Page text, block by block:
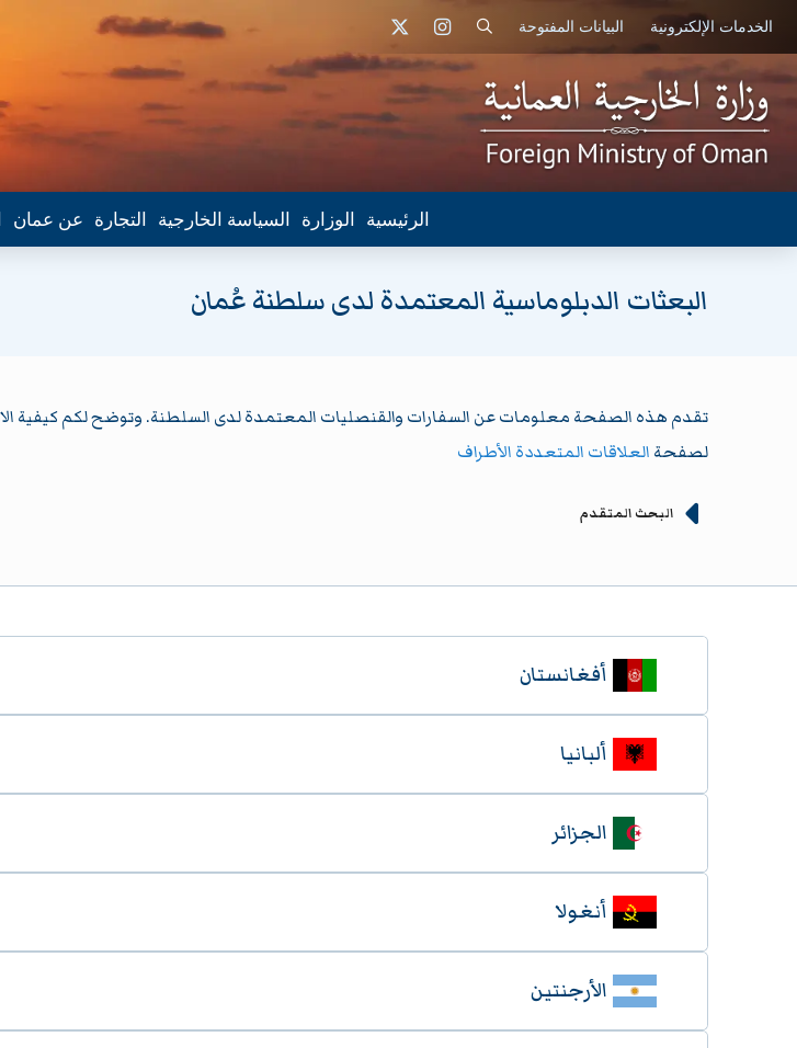
الخدمات الإلكترونية البيانات المفتوحة
عن عمان التجارة السياسة الخارجية الوزارة الرئيسية
البعثات الدبلوماسية المعتمدة لدى سلطنة عُمان
تقدم هذه الصفحة معلومات عن السفارات والقنصليات المعتمدة لدى السلطنة. وتوضح لكم كيفية
لصفحة العلاقات المتعددة الأطراف
البحث المتقدم
أفغانستان
ألبانيا
الجزائر
أنغولا
الأرجنتين